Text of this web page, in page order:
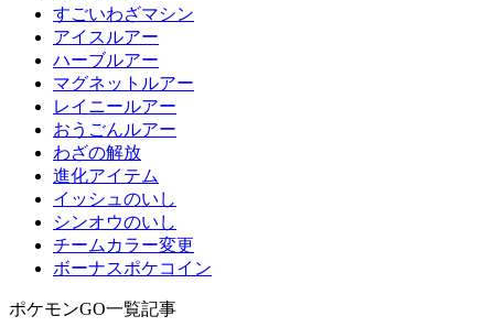
すごいわざマシン
アイスルアー
ハーブルアー
マグネットルアー
レイニールアー
おうごんルアー
わざの解放
進化アイテム
イッシュのいし
シンオウのいし
チームカラー変更
ボーナスポケコイン
ポケモンGO一覧記事